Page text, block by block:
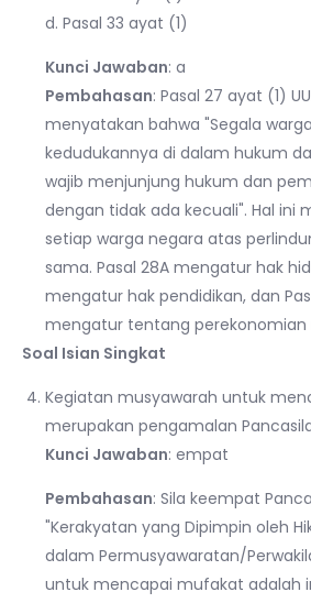
d. Pasal 33 ayat (1)
Kunci Jawaban: a
Pembahasan: Pasal 27 ayat (1)
menyatakan bahwa "Segala
kedudukannya di dalam hukum
wajib menjunjung hukum dan
dengan tidak ada kecuali". Hal ini
setiap warga negara atas
sama. Pasal 28A mengatur hak
mengatur hak pendidikan, dan
mengatur tentang perekonomian
Soal Isian Singkat
Kegiatan musyawarah untuk
merupakan pengamalan Pancasila
Kunci Jawaban: empat
Pembahasan: Sila keempat
"Kerakyatan yang Dipimpin oleh
dalam Permusyawaratan/
untuk mencapai mufakat adalah